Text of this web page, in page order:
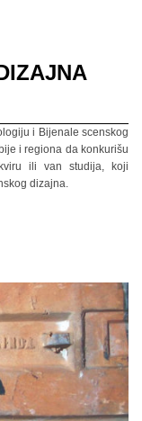
i Bijenale scenskog
i regiona da konkurišu
ili van studija, koji
dizajna.